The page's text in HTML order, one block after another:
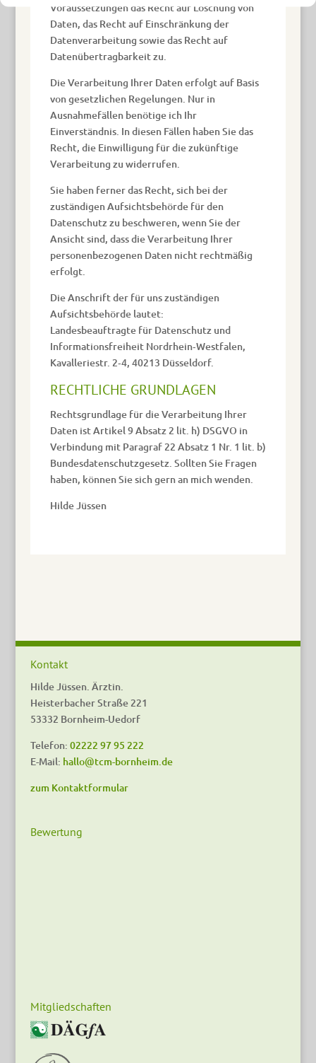
Voraussetzungen das Recht auf Löschung von
Daten, das Recht auf Einschränkung der
Datenverarbeitung sowie das Recht auf
Datenübertragbarkeit zu.
Die Verarbeitung Ihrer Daten erfolgt auf Basis
von gesetzlichen Regelungen. Nur in
Ausnahmefällen benötige ich Ihr
Einverständnis. In diesen Fällen haben Sie das
Recht, die Einwilligung für die zukünftige
Verarbeitung zu widerrufen.
Sie haben ferner das Recht, sich bei der
zuständigen Aufsichtsbehörde für den
Datenschutz zu beschweren, wenn Sie der
Ansicht sind, dass die Verarbeitung Ihrer
personenbezogenen Daten nicht rechtmäßig
erfolgt.
Die Anschrift der für uns zuständigen
Aufsichtsbehörde lautet:
Landesbeauftragte für Datenschutz und
Informationsfreiheit Nordrhein‐Westfalen,
Kavalleriestr. 2‐4, 40213 Düsseldorf.
RECHTLICHE GRUNDLAGEN
Rechtsgrundlage für die Verarbeitung Ihrer
Daten ist Artikel 9 Absatz 2 lit. h) DSGVO in
Verbindung mit Paragraf 22 Absatz 1 Nr. 1 lit. b)
Bundesdatenschutzgesetz. Sollten Sie Fragen
haben, können Sie sich gern an mich wenden.
Hilde Jüssen
Kontakt
Hilde Jüssen. Ärztin.
Heisterbacher Straße 221
53332 Bornheim-Uedorf
Telefon: 02222 97 95 222
E-Mail: hallo@tcm-bornheim.de
zum Kontaktformular
Bewertung
Mitgliedschaften